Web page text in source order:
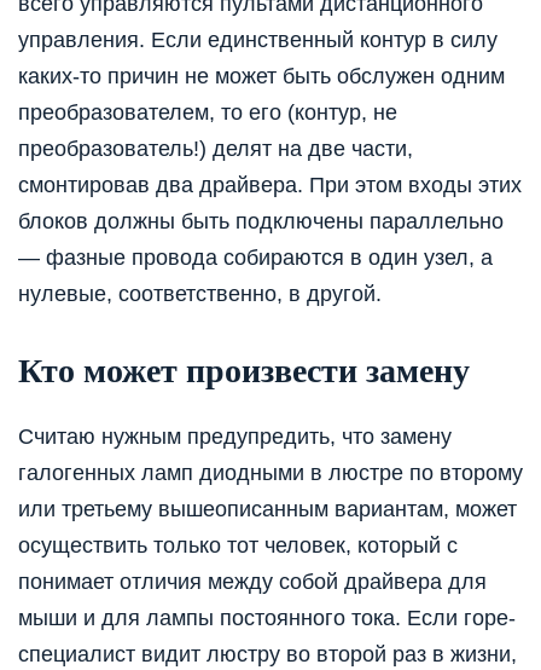
управления. Если единственный контур в силу
каких-то причин не может быть обслужен одним
преобразователем, то его (контур, не
преобразователь!) делят на две части,
смонтировав два драйвера. При этом входы этих
блоков должны быть подключены параллельно
— фазные провода собираются в один узел, а
нулевые, соответственно, в другой.
Кто может произвести замену
Считаю нужным предупредить, что замену
галогенных ламп диодными в люстре по второму
или третьему вышеописанным вариантам, может
осуществить только тот человек, который с
понимает отличия между собой драйвера для
мыши и для лампы постоянного тока. Если горе-
специалист видит люстру во второй раз в жизни,